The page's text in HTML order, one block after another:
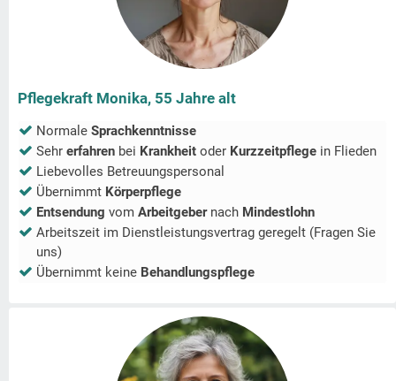
Pflegekraft Monika, 55 Jahre alt
Normale Sprachkenntnisse
Sehr erfahren bei Krankheit oder Kurzzeitpflege in Flieden
Liebevolles Betreuungspersonal
Übernimmt Körperpflege
Entsendung vom Arbeitgeber nach Mindestlohn
Arbeitszeit im Dienstleistungsvertrag geregelt (Fragen Sie
uns)
Übernimmt keine Behandlungspflege